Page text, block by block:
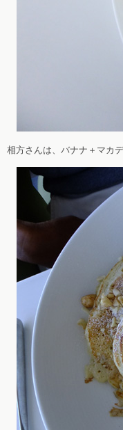
相方さんは、バナナ＋マカ